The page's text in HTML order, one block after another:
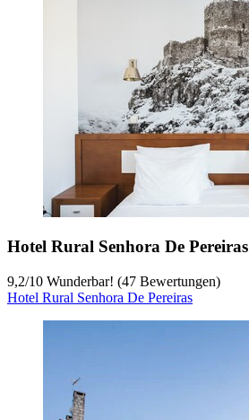
Hotel Rural Senhora De Pereiras
9,2/10 Wunderbar! (47 Bewertungen)
Hotel Rural Senhora De Pereiras